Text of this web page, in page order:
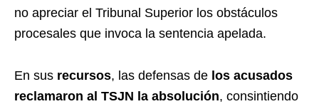
no apreciar el Tribunal Superior los obstáculos
procesales que invoca la sentencia apelada.
En sus recursos, las defensas de los acusados
reclamaron al TSJN la absolución, consintiendo